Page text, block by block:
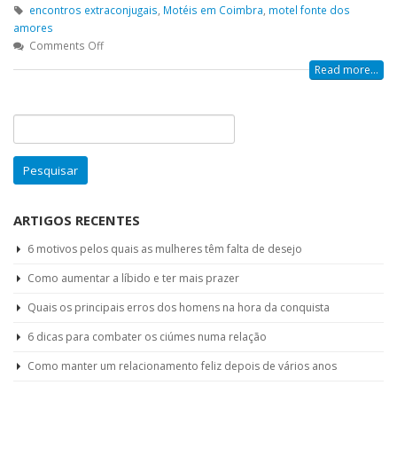
encontros extraconjugais Motéis em Coimbra motel fonte dos
amores
Comments Off
Read more...
por:
ARTIGOS RECENTES
6 motivos pelos quais as mulheres têm falta de desejo
Como aumentar a líbido e ter mais prazer
Quais os principais erros dos homens na hora da conquista
6 dicas para combater os ciúmes numa relação
Como manter um relacionamento feliz depois de vários anos